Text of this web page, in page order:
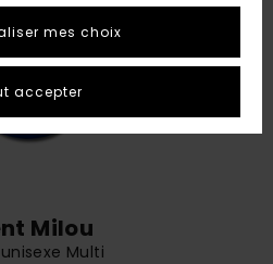
Milou
Multi
mes choix
accepter